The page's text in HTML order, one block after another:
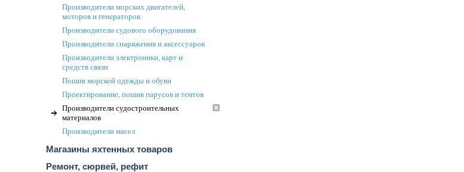
Производители морских двигателей,
моторов и генераторов
Производители судового оборудования
Производители снаряжения и аксессуаров
Производители электроники, карт и
средств связи
Пошив морской одежды и обуви
Проектирование, пошив парусов и тентов
Производители судостроительных
материалов
Производители масел
Магазины яхтенных товаров
Ремонт, сюрвей, рефит